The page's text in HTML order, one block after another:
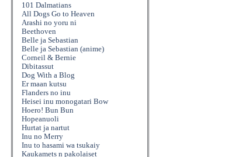
101 Dalmatians
All Dogs Go to Heaven
Arashi no yoru ni
Beethoven
Belle ja Sebastian
Belle ja Sebastian (anime)
Corneil & Bernie
Dibitassut
Dog With a Blog
Er maan kutsu
Flanders no inu
Heisei inu monogatari Bow
Hoero! Bun Bun
Hopeanuoli
Hurtat ja nartut
Inu no Merry
Inu to hasami wa tsukaiy
Kaukamets n pakolaiset